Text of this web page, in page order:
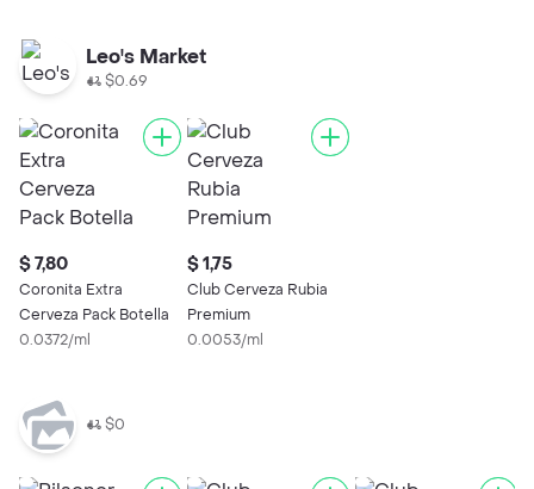
Leo's Market
$0.69
$ 7,80
Coronita Extra
Cerveza Pack Botella
0.0372/ml
$ 1,75
Club Cerveza Rubia
Premium
0.0053/ml
$0